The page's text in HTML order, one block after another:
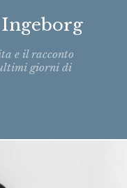
e il racconto
giorni di